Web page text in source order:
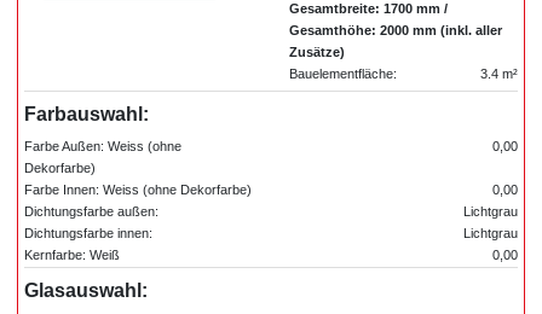
Gesamtbreite: 1700 mm /
Gesamthöhe: 2000 mm (inkl. aller
Zusätze)
Bauelementfläche:
3.4 m²
Farbauswahl:
Farbe Außen: Weiss (ohne
Dekorfarbe)
0,00
Farbe Innen: Weiss (ohne Dekorfarbe)
0,00
Dichtungsfarbe außen:
Lichtgrau
Dichtungsfarbe innen:
Lichtgrau
Kernfarbe: Weiß
0,00
Glasauswahl: